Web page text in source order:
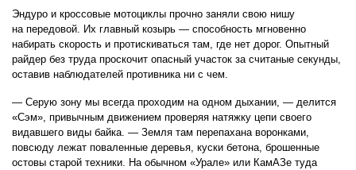
Эндуро и кроссовые мотоциклы прочно заняли свою нишу
на передовой. Их главный козырь — способность мгновенно
набирать скорость и протискиваться там, где нет дорог. Опытный
райдер без труда проскочит опасный участок за считаные секунды,
оставив наблюдателей противника ни с чем.
— Серую зону мы всегда проходим на одном дыхании, — делится
«Сэм», привычным движением проверяя натяжку цепи своего
видавшего виды байка. — Земля там перепахана воронками,
повсюду лежат поваленные деревья, куски бетона, брошенные
остовы старой техники. На обычном «Урале» или КамАЗе туда